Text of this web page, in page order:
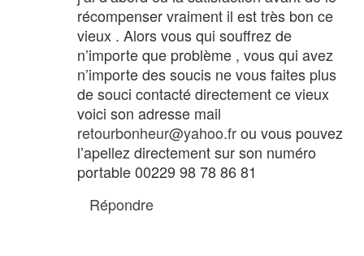
récompenser vraiment il est très bon ce
vieux . Alors vous qui souffrez de
n’importe que problème , vous qui avez
n’importe des soucis ne vous faites plus
de souci contacté directement ce vieux
voici son adresse mail
retourbonheur@yahoo.frou vous pouvez
l’apellez directement sur son numéro
portable 00229 98 78 86 81
Répondre